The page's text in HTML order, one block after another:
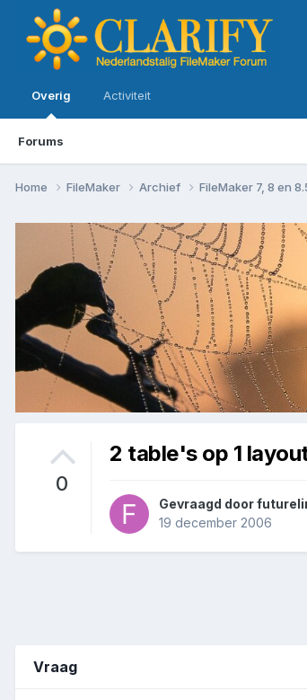
Overig
Forums
Activiteit
Home FileMaker Archief FileMaker 7, 8 en
0
2 table's op 1
Gevraagd door
19 december 2006
Vraag